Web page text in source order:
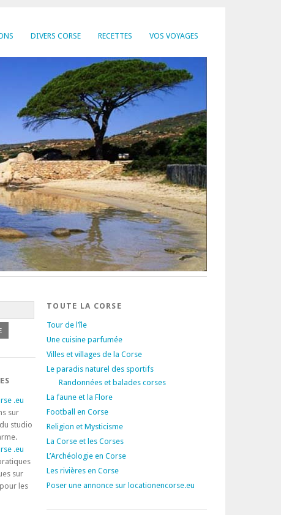
DIVERS CORSE RECETTES VOS VOYAGES
.eu
sur
studio
.eu
sur
les
TOUTE LA CORSE
Tour de l’île
Une cuisine parfumée
Villes et villages de la Corse
Le paradis naturel des sportifs
Randonnées et balades corses
La faune et la Flore
Football en Corse
Religion et Mysticisme
La Corse et les Corses
L’Archéologie en Corse
Les rivières en Corse
Poser une annonce sur locationencorse.eu